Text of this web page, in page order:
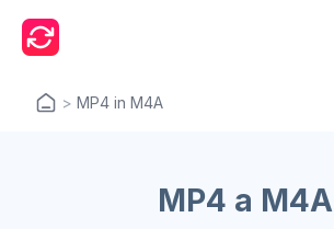
> MP4 in M4A
MP4 a M4A